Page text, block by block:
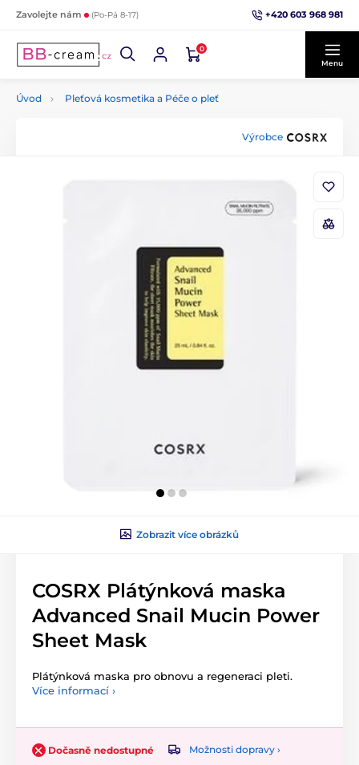
Zavolejte nám (Po-Pá 8-17) +420 603 968 981
0
Menu
Úvod Pleťová kosmetika a Péče o pleť
Výrobce
Zobrazit více obrázků
COSRX Plátýnková maska
Advanced Snail Mucin Power
Sheet Mask
Plátýnková maska pro obnovu a regeneraci pleti.
Více informací ›
Dočasně nedostupné Možnosti dopravy ›